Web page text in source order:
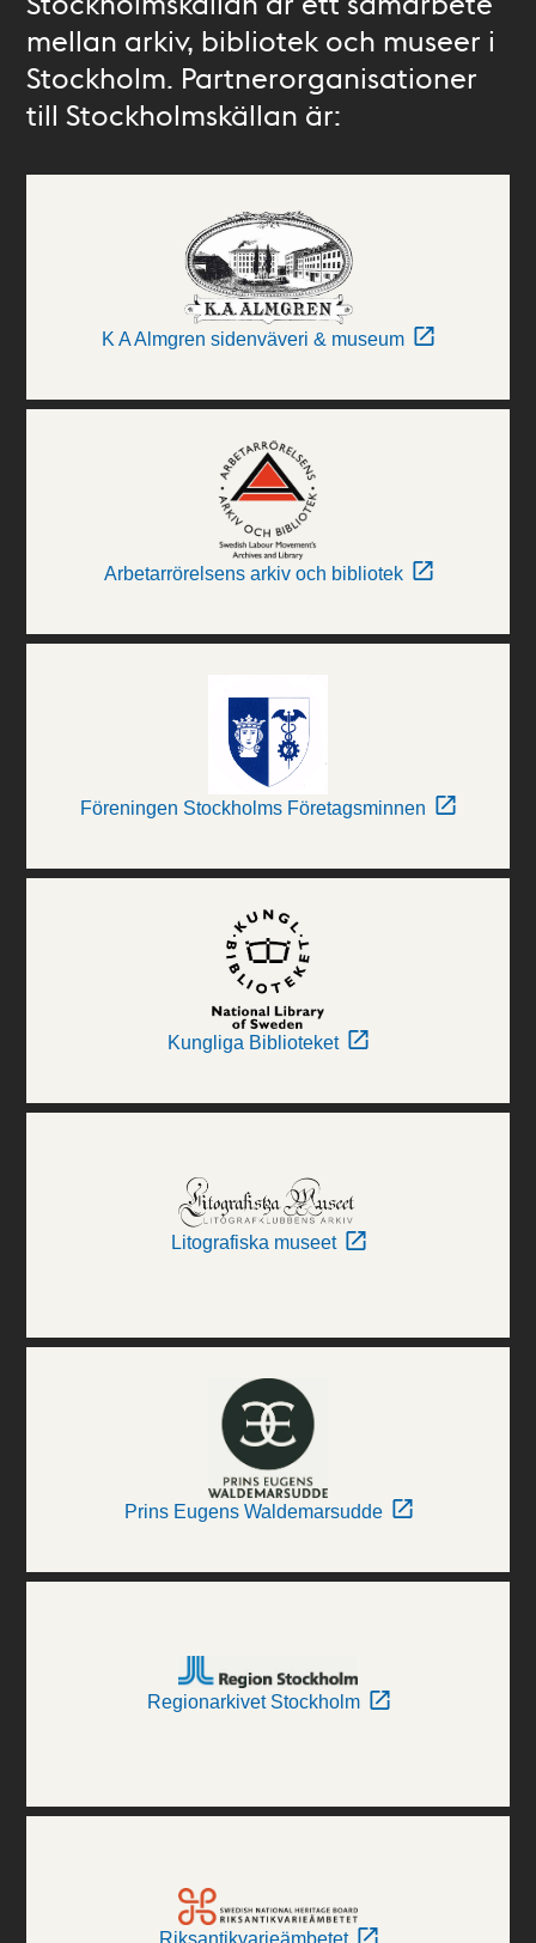
mellan arkiv, bibliotek och museer i
Stockholm. Partnerorganisationer
till Stockholmskällan är:
K A Almgren sidenväveri & museum
Arbetarrörelsens arkiv och bibliotek
Föreningen Stockholms Företagsminnen
Kungliga Biblioteket
Litografiska museet
Prins Eugens Waldemarsudde
Regionarkivet Stockholm